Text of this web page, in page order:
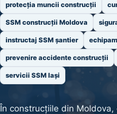
protecția muncii construcții
SSM construcții Moldova
instructaj SSM șantier
prevenire accidente construcții
servicii SSM Iași
În construcțiile din